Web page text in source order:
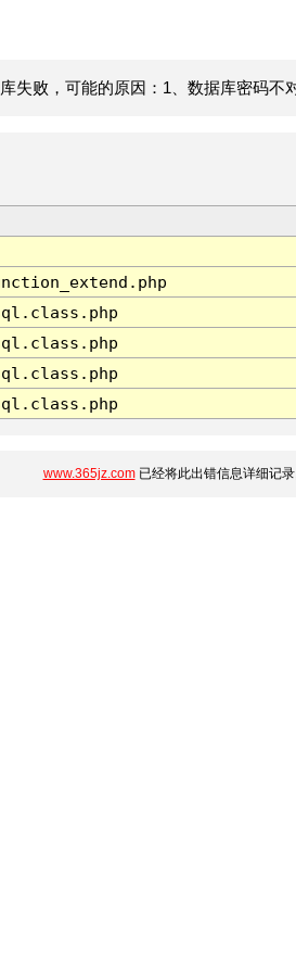
失败，可能的原因：1、数据库密码不
www.365jz.com已经将此出错信息详细记